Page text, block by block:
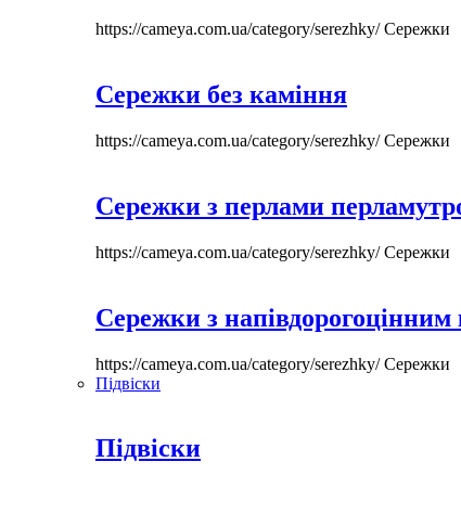
https://cameya.com.ua/category/serezhky/Сережки
Сережки без каміння
https://cameya.com.ua/category/serezhky/Сережки
Сережки з перлами
https://cameya.com.ua/category/serezhky/Сережки
Сережки з
https://cameya.com.ua/category/serezhky/Сережки
Підвіски
Підвіски